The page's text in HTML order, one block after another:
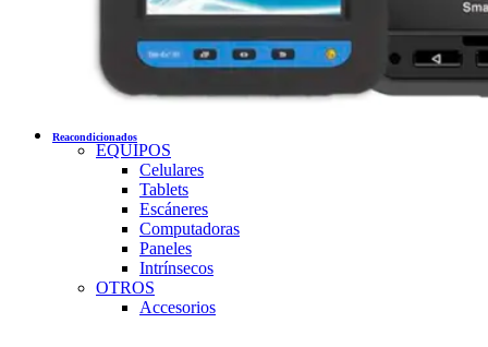
Reacondicionados
EQUIPOS
Celulares
Tablets
Escáneres
Computadoras
Paneles
Intrínsecos
OTROS
Accesorios